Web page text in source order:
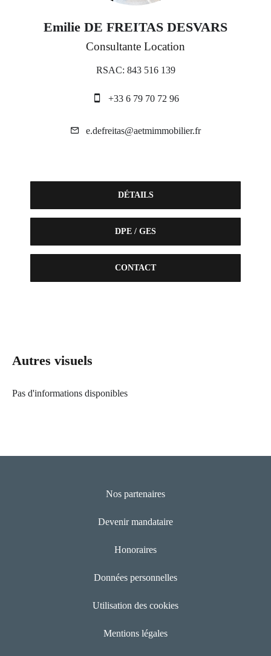
Emilie DE FREITAS DESVARS
Consultante Location
RSAC: 843 516 139
+33 6 79 70 72 96
e.defreitas@aetmimmobilier.fr
DÉTAILS
DPE / GES
CONTACT
Autres visuels
Pas d'informations disponibles
Nos partenaires
Devenir mandataire
Honoraires
Données personnelles
Utilisation des cookies
Mentions légales